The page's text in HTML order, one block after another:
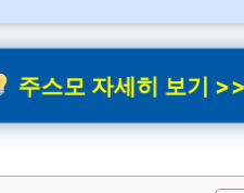
주스모 자세히 보기 >>